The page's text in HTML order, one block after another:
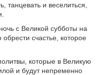
танцевать и веселиться,
с Великой субботы на
счастье, которое
которые в Великую
и будут непременно